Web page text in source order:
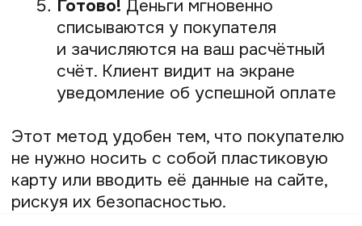
использовании статического QR-
кода есть минимальный риск, что
клиент ошибётся при вводе суммы.
Непривычность.Часть аудитории,
особенно старшего возраста,
может с недоверием относиться
к новому способу оплаты
Мнение эксперта
Ксения Смирнова, руководитель отдела
маркетинга Prodamus: